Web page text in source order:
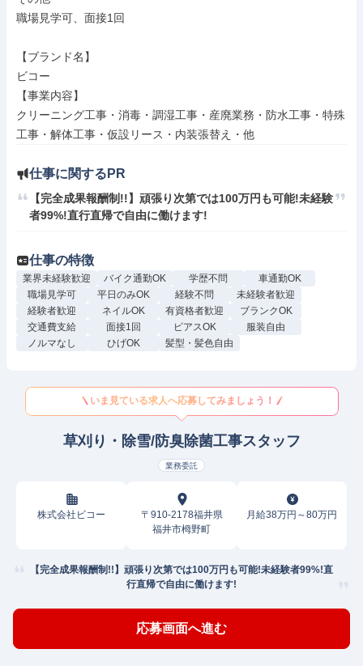
職場見学可、面接1回
【ブランド名】
ビコー
【事業内容】
クリーニング工事・消毒・調湿工事・産廃業務・防水工事・特殊
工事・解体工事・仮設リース・内装張替え・他
仕事に関するPR
【完全成果報酬制!!】頑張り次第では100万円も可能!未経験
者99%!直行直帰で自由に働けます!
仕事の特徴
業界未経験歓迎 バイク通勤OK 学歴不問
車通勤OK
職場見学可
平日のみOK 経験不問
未経験者歓迎
経験者歓迎
ネイルOK 有資格者歓迎
ブランクOK
交通費支給
面接1回 ピアスOK
服装自由
ノルマなし
ひげOK 髪型・髪色自由
いま見ている求人へ応募してみましょう！
草刈り・除雪/防臭除菌工事スタッフ
業務委託
株式会社ビコー
〒910-2178福井県
福井市栂野町
月給38万円～80万円
【完全成果報酬制!!】頑張り次第では100万円も可能!未経験者99%!直
行直帰で自由に働けます!
応募画面へ進む